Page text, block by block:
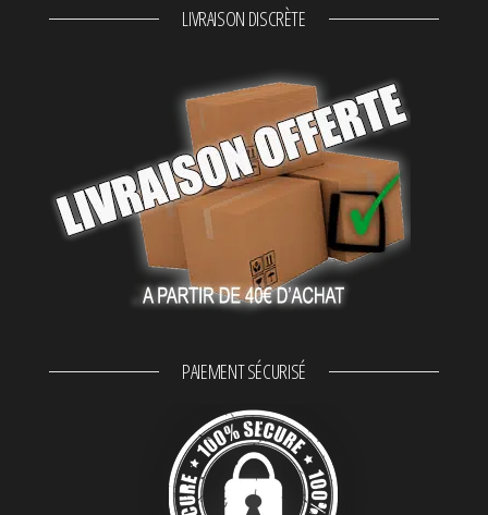
LIVRAISON DISCRÈTE
PAIEMENT SÉCURISÉ